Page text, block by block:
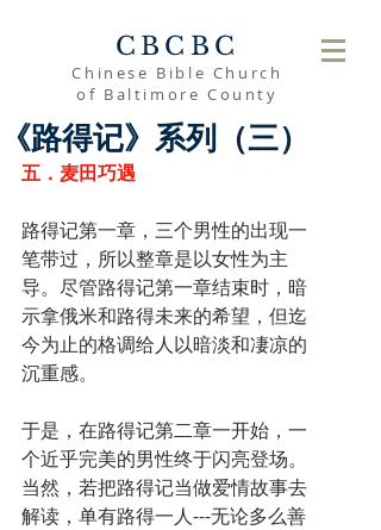
CBCBC
Chinese Bible Church
of Baltimore County
《路得记》系列（三）
五．麦田巧遇
路得记第一章，三个男性的出现一
笔带过，所以整章是以女性为主
导。尽管路得记第一章结束时，暗
示拿俄米和路得未来的希望，但迄
今为止的格调给人以暗淡和凄凉的
沉重感。
于是，在路得记第二章一开始，一
个近乎完美的男性终于闪亮登场。
当然，若把路得记当做爱情故事去
解读，单有路得一人---无论多么善